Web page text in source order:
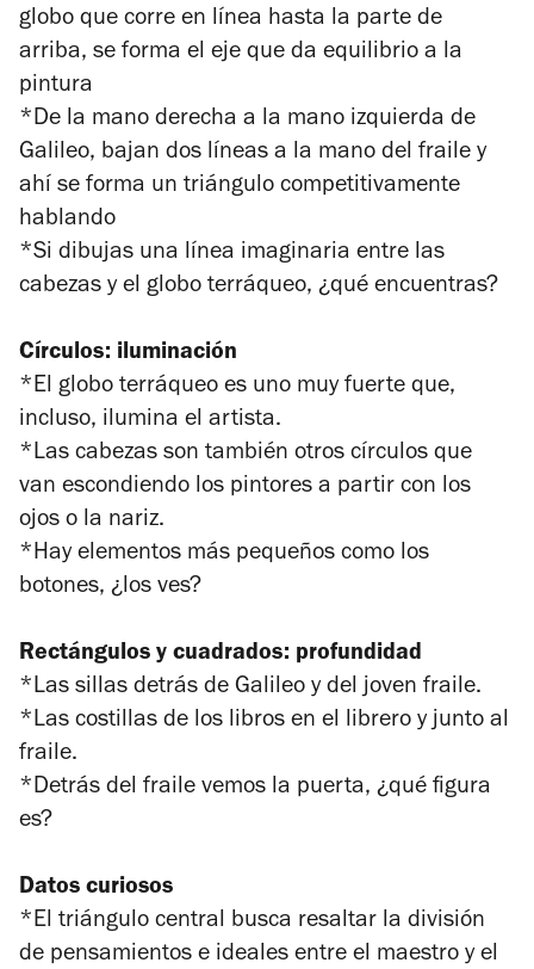
globo que corre en línea hasta la parte de
arriba, se forma el eje que da equilibrio a la
pintura
*De la mano derecha a la mano izquierda de
Galileo, bajan dos líneas a la mano del fraile y
ahí se forma un triángulo competitivamente
hablando
*Si dibujas una línea imaginaria entre las
cabezas y el globo terráqueo, ¿qué encuentras?
Círculos: iluminación
*El globo terráqueo es uno muy fuerte que,
incluso, ilumina el artista.
*Las cabezas son también otros círculos que
van escondiendo los pintores a partir con los
ojos o la nariz.
*Hay elementos más pequeños como los
botones, ¿los ves?
Rectángulos y cuadrados: profundidad
*Las sillas detrás de Galileo y del joven fraile.
*Las costillas de los libros en el librero y junto al
fraile.
*Detrás del fraile vemos la puerta, ¿qué figura
es?
Datos curiosos
*El triángulo central busca resaltar la división
de pensamientos e ideales entre el maestro y el